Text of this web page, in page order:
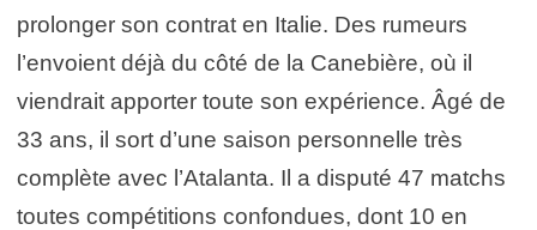
prolonger son contrat en Italie. Des rumeurs
l’envoient déjà du côté de la Canebière, où il
viendrait apporter toute son expérience. Âgé de
33 ans, il sort d’une saison personnelle très
complète avec l’Atalanta. Il a disputé 47 matchs
toutes compétitions confondues, dont 10 en